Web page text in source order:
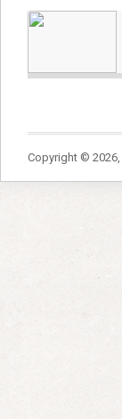
Copyright © 2026,